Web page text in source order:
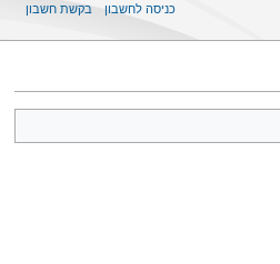
כניסה לחשבון בקשת חשבון